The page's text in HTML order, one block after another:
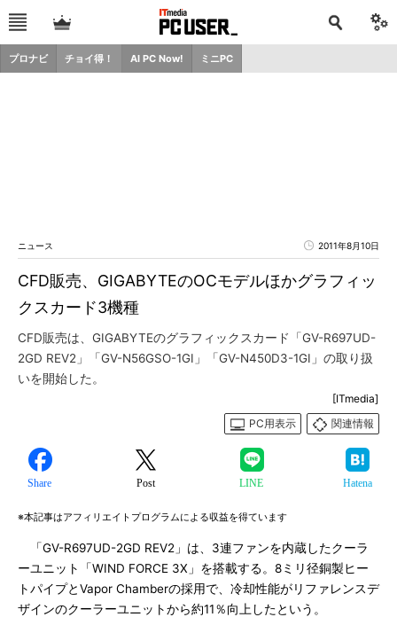
プロナビ チョイ得！ AI PC Now! ミニPC
ニュース 2011年8月10日
CFD販売、GIGABYTEのOCモデルほかグラフィッ
クスカード3機種
CFD販売は、GIGABYTEのグラフィックスカード「GV-R697UD-
2GD REV2」「GV-N56GSO-1GI」「GV-N450D3-1GI」の取り扱
いを開始した。
[ITmedia]
PC用表示
関連情報
Share Post LINE Hatena
※本記事はアフィリエイトプログラムによる収益を得ています
「GV-R697UD-2GD REV2」は、3連ファンを内蔵したクーラ
ーユニット「WIND FORCE 3X」を搭載する。8ミリ径銅製ヒー
トパイプとVapor Chamberの採用で、冷却性能がリファレンスデ
ザインのクーラーユニットから約11％向上したという。